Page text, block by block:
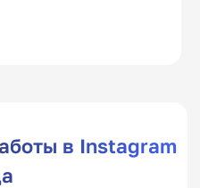
в Instagram